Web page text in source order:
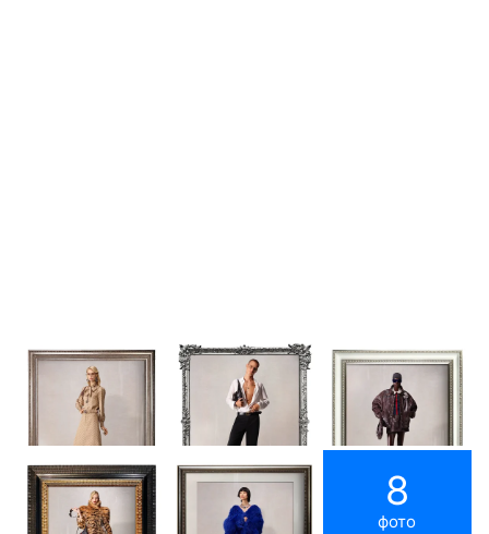
8
фото